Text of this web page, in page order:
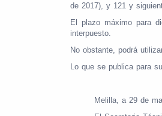
de 2017), y 121 y
El plazo máximo para
interpuesto.
No obstante, podrá
Lo que se publica para
Melilla, a 29 de